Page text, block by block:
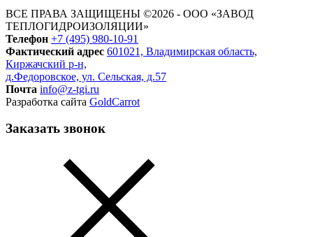
ВСЕ ПРАВА ЗАЩИЩЕНЫ ©2026 - ООО «ЗАВОД
ТЕПЛОГИДРОИЗОЛЯЦИИ»
Телефон +7 (495) 980-10-91
Фактический адрес 601021, Владимирская область,
Киржачский р-н,
д.Федоровское, ул. Сельская, д.57
Почта info@z-tgi.ru
Разработка сайта GoldCarrot
Заказать звонок